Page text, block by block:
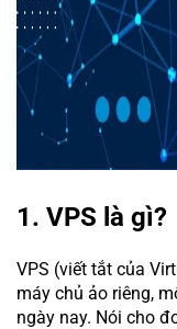
1. VPS là gì?
VPS (viết tắt của
máy chủ ảo riêng,
ngày nay. Nói cho